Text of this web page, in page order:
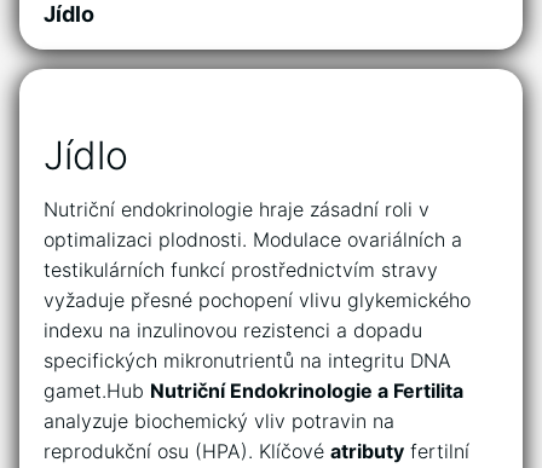
Jídlo
Jídlo
Nutriční endokrinologie hraje zásadní roli v
optimalizaci plodnosti. Modulace ovariálních a
testikulárních funkcí prostřednictvím stravy
vyžaduje přesné pochopení vlivu glykemického
indexu na inzulinovou rezistenci a dopadu
specifických mikronutrientů na integritu DNA
gamet.Hub Nutriční Endokrinologie a Fertilita
analyzuje biochemický vliv potravin na
reprodukční osu (HPA). Klíčové atributy fertilní